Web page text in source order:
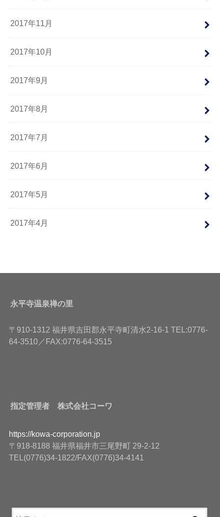
2017年11月
2017年10月
2017年9月
2017年8月
2017年7月
2017年6月
2017年5月
2017年4月
永平寺温泉禅の里
〒910-1312 福井県吉田郡永平寺町清水2-16-1 TEL:0776-
64-3510／FAX:0776-64-3515
指定管理者 株式会社コーワ
https://kowa-corporation.jp
〒918-8188 福井県福井市三尾野町 29-2-12
TEL(0776)34-1822/FAX(0776)34-4141